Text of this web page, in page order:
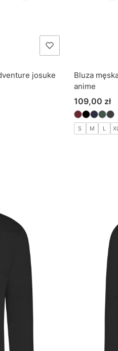
josuke
Bluza
anime
Cena
109,00 zł
S M L